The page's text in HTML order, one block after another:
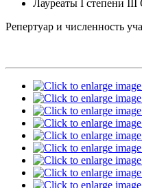
Лауреаты I степени III
Репертуар и численность